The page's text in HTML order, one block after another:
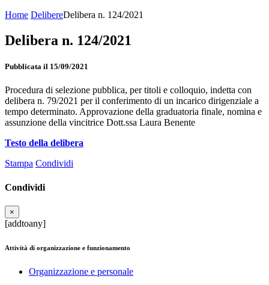
Home DelibereDelibera n. 124/2021
Delibera n. 124/2021
Pubblicata il 15/09/2021
Procedura di selezione pubblica, per titoli e colloquio, indetta con
delibera n. 79/2021 per il conferimento di un incarico dirigenziale a
tempo determinato. Approvazione della graduatoria finale, nomina e
assunzione della vincitrice Dott.ssa Laura Benente
Testo della delibera
Stampa Condividi
Condividi
×
[addtoany]
Attività di organizzazione e funzionamento
Organizzazione e personale